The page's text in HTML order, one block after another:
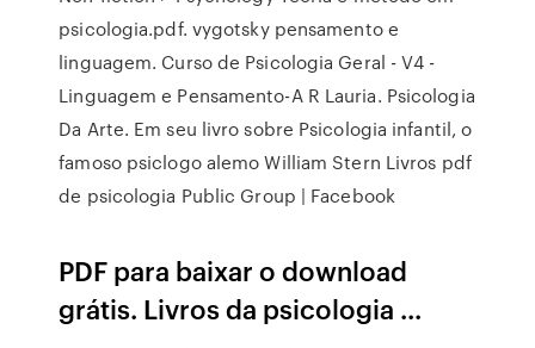
psicologia.pdf. vygotsky pensamento e
linguagem. Curso de Psicologia Geral - V4 -
Linguagem e Pensamento-A R Lauria. Psicologia
Da Arte. Em seu livro sobre Psicologia infantil, o
famoso psiclogo alemo William Stern Livros pdf
de psicologia Public Group | Facebook
PDF para baixar o download
grátis. Livros da psicologia ...